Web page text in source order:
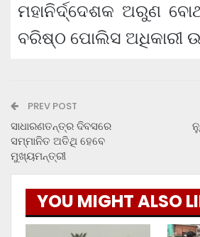
ମହାନିର୍ଦ୍ଦେଶକ ଅରୁଣ
ବରିଷ୍ଠ ପୋଲିସ ଅଧିକାରୀ
PREV POST
ସାଧାରଣତନ୍ତ୍ର ଦିବସରେ
ସମ୍ମାନିତ ଅତିଥି ହେବେ
ମୁଖ୍ୟମନ୍ତ୍ରୀ
YOU MIGHT ALSO